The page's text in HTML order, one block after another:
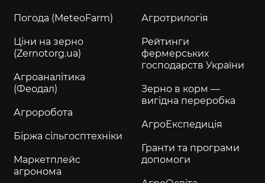
Погода (MeteoFarm)
Ціни на зерно
(Zernotorg.ua)
Агроаналітика
(Феодал)
Агроробота
Біржа сільгосптехніки
Маркетплейс
агронома
Агротрилогія
Рейтинги
фермерських
господарств України
Зерно в корм —
вигідна переробка
АгроЕкспедиція
Гранти та програми
допомоги